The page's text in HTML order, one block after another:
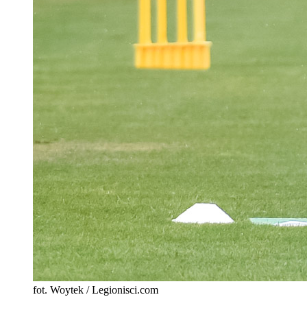
fot. Woytek / Legionisci.com